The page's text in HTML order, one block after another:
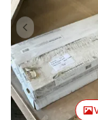
Articolul anterior